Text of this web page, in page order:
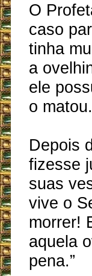
O
caso
tinha
a
ele
o matou.
Depois
fizesse
suas
vive o
morrer!
aquela
pena.”